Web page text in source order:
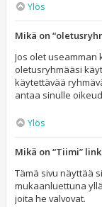
Ylös
Mikä on
Jos olet
oletusryhmääsi
käytettävää
antaa sinulle
Ylös
Mikä on “Tiimi”
Tämä sivu näyttää
mukaanluettuna
joita he valvovat.